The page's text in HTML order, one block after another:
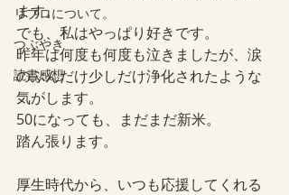
リプロについて。
つぶやき
読書感想
ます。
でも、私はやっぱり好きです。
昨年は何度も何度も泣きましたが、涙
のぶんだけ少しだけ浄化されたような
気がします。
50になっても、まだまだ新米。
踏ん張ります。
厚生時代から、いつも応援してくれる